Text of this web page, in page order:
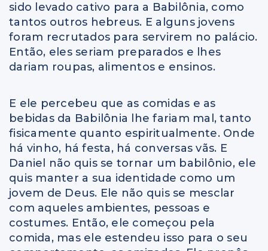
sido levado cativo para a Babilônia, como
tantos outros hebreus. E alguns jovens
foram recrutados para servirem no palácio.
Então, eles seriam preparados e lhes
dariam roupas, alimentos e ensinos.
E ele percebeu que as comidas e as
bebidas da Babilônia lhe fariam mal, tanto
fisicamente quanto espiritualmente. Onde
há vinho, há festa, há conversas vãs. E
Daniel não quis se tornar um babilônio, ele
quis manter a sua identidade como um
jovem de Deus. Ele não quis se mesclar
com aqueles ambientes, pessoas e
costumes. Então, ele começou pela
comida, mas ele estendeu isso para o seu